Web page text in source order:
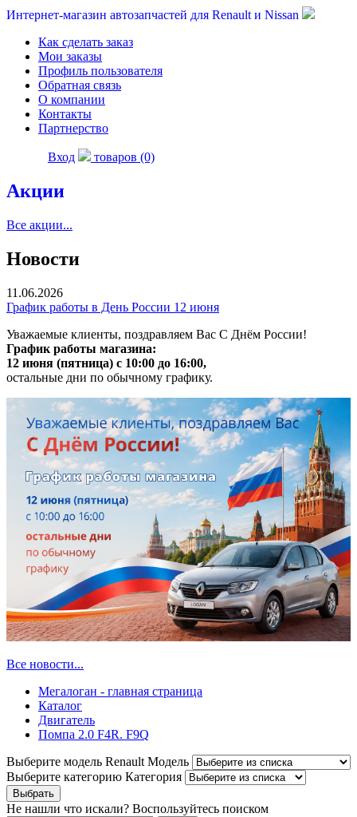
Интернет-магазин автозапчастей для Renault и Nissan
Как сделать заказ
Мои заказы
Профиль пользователя
Обратная связь
О компании
Контакты
Партнерство
Вход товаров (0)
Акции
Все акции...
Новости
11.06.2026
График работы в День России 12 июня
Уважаемые клиенты, поздравляем Вас С Днём России!
График работы магазина:
12 июня (пятница) с 10:00 до 16:00,
остальные дни по обычному графику.
Все новости...
Мегалоган - главная страница
Каталог
Двигатель
Помпа 2.0 F4R. F9Q
Выберите модель Renault Модель
Выберите категорию Категория
Не нашли что искали? Воспользуйтесь поиском